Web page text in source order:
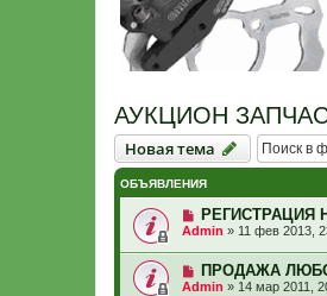
АУКЦИОН
Новая тема
Новаятема
ОБЪЯВЛЕНИЯ
РЕГИСТРАЦИЯ
Admin » 11 фев 2013,
ПРОДАЖА
Admin » 14 мар 2011,